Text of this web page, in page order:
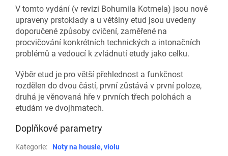
V tomto vydání (v revizi Bohumila Kotmela) jsou nově
upraveny prstoklady a u většiny etud jsou uvedeny
doporučené způsoby cvičení, zaměřené na
procvičování konkrétních technických a intonačních
problémů a vedoucí k zvládnutí etudy jako celku.
Výběr etud je pro větší přehlednost a funkčnost
rozdělen do dvou částí, první zůstává v první poloze,
druhá je věnovaná hře v prvních třech polohách a
etudám ve dvojhmatech.
Doplňkové parametry
Kategorie:
Noty na housle, violu